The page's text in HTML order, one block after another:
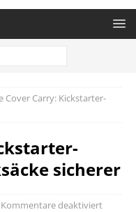
Cover Carry: Kickstarter-
sicherer
Kommentare deaktiviert